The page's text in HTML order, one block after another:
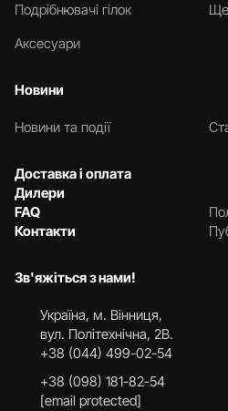
Подрібнювачі гілок
Аксесуари
Новини
Новини та події
Доставка і оплата
Дилери
FAQ
Контакти
Зв'яжіться з нами!
Українa, м. Вінниця,
вул. Політехнічна, 2В.
+38 (044) 499-02-54
+38 (098) 181-82-54
[email protected]